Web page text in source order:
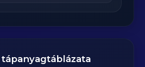
tápanyagtáblázata